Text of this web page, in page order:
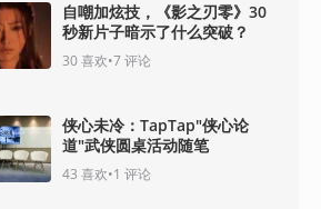
自嘲加炫技，《影之刃零》30
秒新片子暗示了什么突破？
30喜欢•7评论
侠心未冷：TapTap"侠心论
道"武侠圆桌活动随笔
43 喜欢•1 评论